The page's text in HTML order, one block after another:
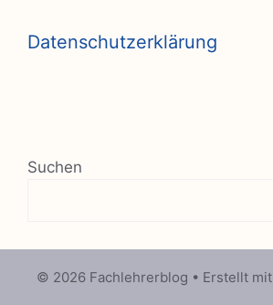
Datenschutzerklärung
Suchen
© 2026 Fachlehrerblog • Erstellt mit